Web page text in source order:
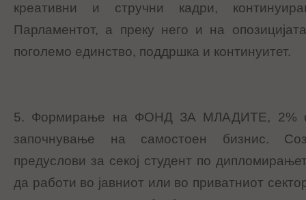
креативни и стручни кадри,
Парламентот, а преку него и на
поголемо единство, поддршка и континуитет.
5. Формирање на ФОНД ЗА МЛАДИТЕ, 2%
започнување на самостоен бизнис.
предуслови за секој студент по
да работи во јавниот или во приватниот